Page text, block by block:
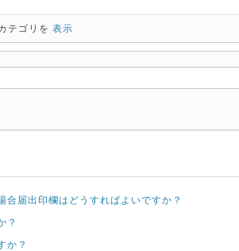
テゴリを 表示
合届出印欄はどうすればよいですか？
？
か？